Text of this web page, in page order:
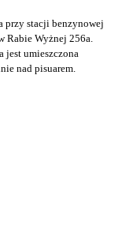
przy stacji benzynowej
Rabie Wyżnej 256a.
jest umieszczona
nad pisuarem.